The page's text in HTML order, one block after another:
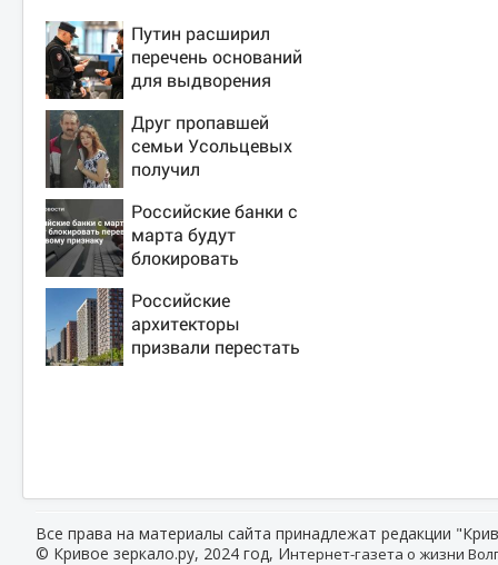
Путин расширил
перечень оснований
для выдворения
Друг пропавшей
семьи Усольцевых
получил
них
Российские банки с
марта будут
блокировать
новому признаку
Российские
архитекторы
призвали перестать
Все права на материалы сайта принадлежат редакции
© Кривое зеркало.ру, 2024 год, Интернет-газета о жизни